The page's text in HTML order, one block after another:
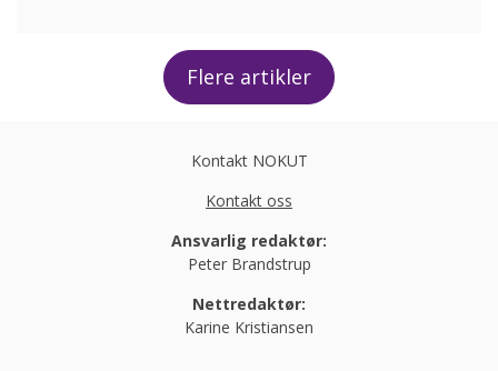
Flere artikler
Kontakt NOKUT
Kontakt oss
Ansvarlig redaktør:
Peter Brandstrup
Nettredaktør:
Karine Kristiansen